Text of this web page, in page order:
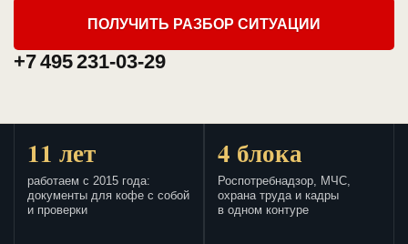
ПОЛУЧИТЬ РАЗБОР СИТУАЦИИ
+7 495 231-03-29
11 лет
работаем с 2015 года:
документы для кофе с собой
и проверки
4 блока
Роспотребнадзор, МЧС,
охрана труда и кадры
в одном контуре